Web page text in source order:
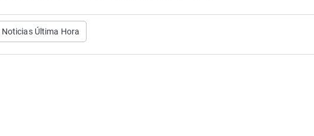
Noticias Última Hora